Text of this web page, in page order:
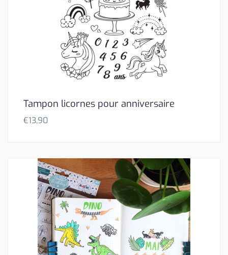
Tampon licornes pour anniversaire
€13,90